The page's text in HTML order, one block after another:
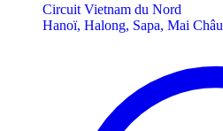
Circuit Vietnam du Nord
Hanoï, Halong, Sapa, Mai Châu